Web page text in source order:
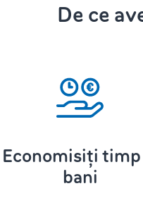
De ce
Economisiți timp
bani